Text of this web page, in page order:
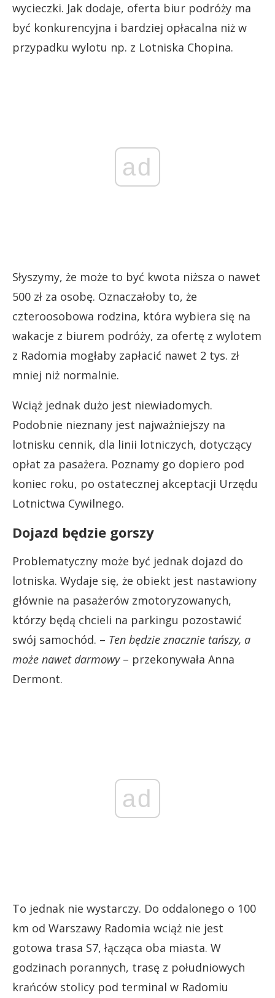
wycieczki. Jak dodaje, oferta biur podróży ma
być konkurencyjna i bardziej opłacalna niż w
przypadku wylotu np. z Lotniska Chopina.
ad
Słyszymy, że może to być kwota niższa o nawet
500 zł za osobę. Oznaczałoby to, że
czteroosobowa rodzina, która wybiera się na
wakacje z biurem podróży, za ofertę z wylotem
z Radomia mogłaby zapłacić nawet 2 tys. zł
mniej niż normalnie.
Wciąż jednak dużo jest niewiadomych.
Podobnie nieznany jest najważniejszy na
lotnisku cennik, dla linii lotniczych, dotyczący
opłat za pasażera. Poznamy go dopiero pod
koniec roku, po ostatecznej akceptacji Urzędu
Lotnictwa Cywilnego.
Dojazd będzie gorszy
Problematyczny może być jednak dojazd do
lotniska. Wydaje się, że obiekt jest nastawiony
głównie na pasażerów zmotoryzowanych,
którzy będą chcieli na parkingu pozostawić
swój samochód. – Ten będzie znacznie tańszy, a
może nawet darmowy– przekonywała Anna
Dermont.
ad
To jednak nie wystarczy. Do oddalonego o 100
km od Warszawy Radomia wciąż nie jest
gotowa trasa S7, łącząca oba miasta. W
godzinach porannych, trasę z południowych
krańców stolicy pod terminal w Radomiu